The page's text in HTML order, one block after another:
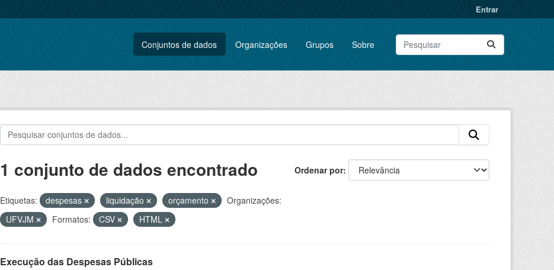
Entrar
Conjuntos de dados Organizações Grupos Sobre
Ordenar por
1 conjunto de dados encontrado
Etiquetas: despesas liquidação orçamento
Organizações:
UFVJM
Formatos: CSV HTML
Execução das Despesas Públicas